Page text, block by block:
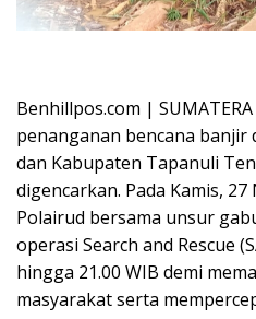
Benhillpos.com |
penanganan bencana banjir
dan Kabupaten Tapanuli
digencarkan. Pada Kamis,
Polairud bersama unsur
operasi Search and Rescue
hingga 21.00 WIB demi
masyarakat serta